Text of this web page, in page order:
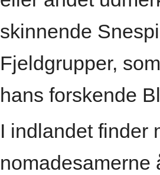
skinnende
Fjeldgrupper,
hans forskende
I indlandet finder
nomadesamerne